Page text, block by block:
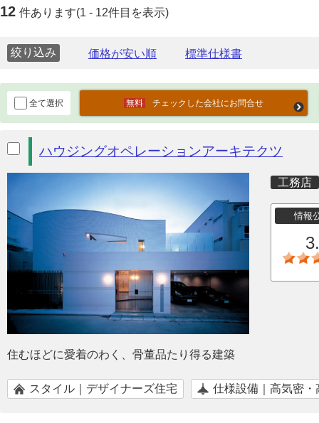
12 件あります(1 - 12件目を表示)
絞り込み
全て選択 チェックした会社にお問合せ
ハウジングオペレーションアーキテクツ
工務店
情報
住むほどに愛着のわく、骨董品たり得る建築
スタイル｜デザイナーズ住宅 仕様設備｜高気密・